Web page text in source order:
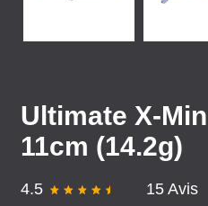
Ultimate X-
11cm (14.2g)
4.5 15 Avis